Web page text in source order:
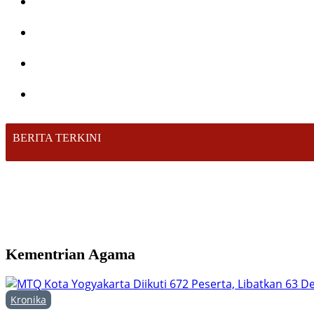
BERITA TERKINI
Kementrian Agama
Kronika